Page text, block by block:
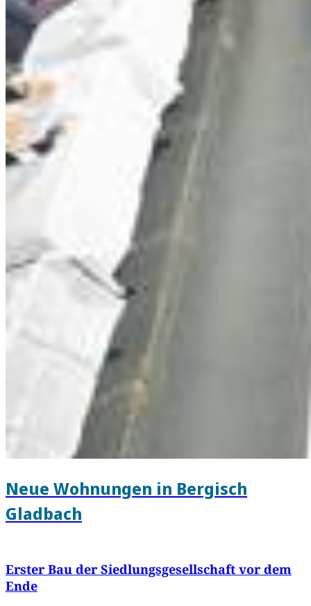
Neue Wohnungen in Bergisch
Gladbach
Erster Bau der Siedlungsgesellschaft vor dem
Ende